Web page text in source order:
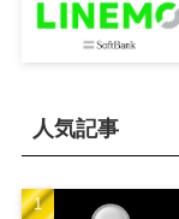
人気記事